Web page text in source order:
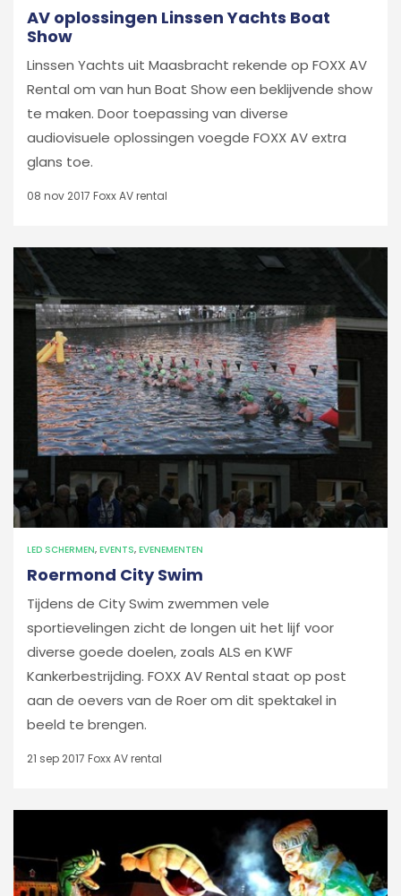
AV oplossingen Linssen Yachts Boat
Show
Linssen Yachts uit Maasbracht rekende op FOXX AV
Rental om van hun Boat Show een beklijvende show
te maken. Door toepassing van diverse
audiovisuele oplossingen voegde FOXX AV extra
glans toe.
08 nov 2017 Foxx AV rental
LED SCHERMEN, EVENTS, EVENEMENTEN
Roermond City Swim
Tijdens de City Swim zwemmen vele
sportievelingen zicht de longen uit het lijf voor
diverse goede doelen, zoals ALS en KWF
Kankerbestrijding. FOXX AV Rental staat op post
aan de oevers van de Roer om dit spektakel in
beeld te brengen.
21 sep 2017 Foxx AV rental